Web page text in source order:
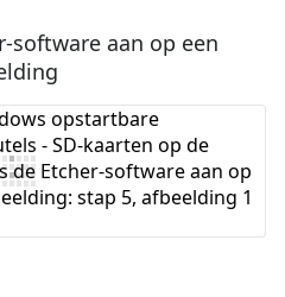
opmerking toe
Annuleren Plaats opmerking
software aan op een